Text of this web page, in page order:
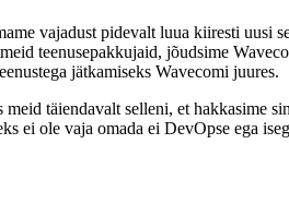
vajadust pidevalt luua kiiresti
teenusepakkujaid, jõudsime
jätkamiseks Wavecomi juures.
täiendavalt selleni, et hakkasime
ei ole vaja omada ei DevOpse ega